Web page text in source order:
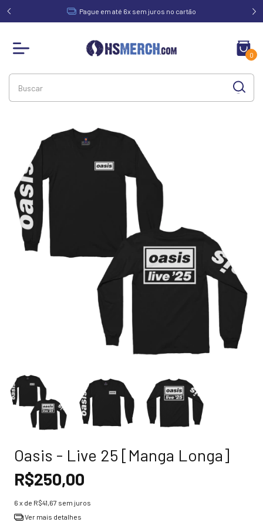
de Pague em até 6x sem juros no cartão
0
Oasis - Live 25 [Manga Longa]
R$250,00
6 x de R$41,67 sem juros
Ver mais detalhes